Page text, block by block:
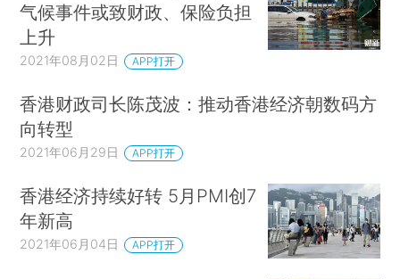
气候事件或致财政、保险负担
上升
2021年08月02日 APP打开
香港财政司长陈茂波：推动香港经济朝数码方
向转型
2021年06月29日 APP打开
香港经济持续好转 5月PMI创7
年新高
2021年06月04日 APP打开